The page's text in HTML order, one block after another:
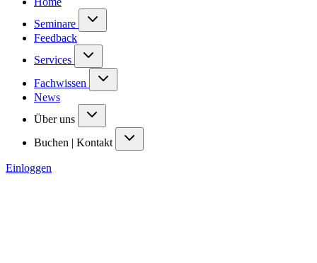
Seminare
Feedback
Services
Fachwissen
News
Über uns
Buchen | Kontakt
Einloggen